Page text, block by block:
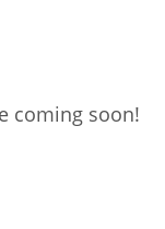
coming soon!